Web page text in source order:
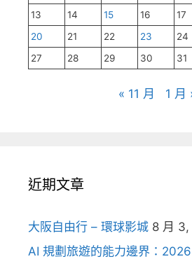
13
14 15 16 17
20
21 22 23 24
27
28 29 30 31
« 11 月 1 月
近期文章
大阪自由行 – 環球影城 8 月
AI 規劃旅遊的能力邊界：2026